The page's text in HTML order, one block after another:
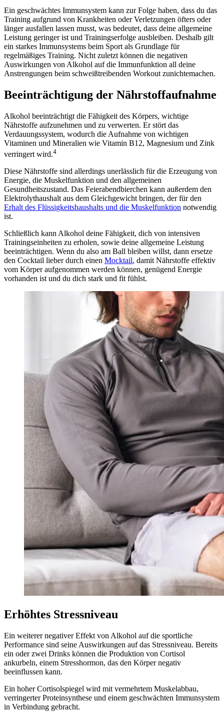
Ein geschwächtes Immunsystem kann zur Folge haben, dass du das
Training aufgrund von Krankheiten oder Verletzungen öfters oder
länger ausfallen lassen musst, was bedeutet, dass deine allgemeine
Leistung geringer ist und Trainingserfolge ausbleiben. Deshalb gilt
ein starkes Immunsystems beim Sport als Grundlage für
regelmäßiges Training. Nicht zuletzt können die negativen
Auswirkungen von Alkohol auf die Immunfunktion all deine
Anstrengungen beim schweißtreibenden Workout zunichtemachen.
Beeinträchtigung der Nährstoffaufnahme
Alkohol beeinträchtigt die Fähigkeit des Körpers, wichtige
Nährstoffe aufzunehmen und zu verwerten. Er stört das
Verdauungssystem, wodurch die Aufnahme von wichtigen
Vitaminen und Mineralien wie Vitamin B12, Magnesium und Zink
verringert wird.4
Diese Nährstoffe sind allerdings unerlässlich für die Erzeugung von
Energie, die Muskelfunktion und den allgemeinen
Gesundheitszustand. Das Feierabendbierchen kann außerdem den
Elektrolythaushalt aus dem Gleichgewicht bringen, der für den
Erhalt des Flüssigkeitshaushalts und die Muskelfunktion notwendig
ist.
Schließlich kann Alkohol deine Fähigkeit, dich von intensiven
Trainingseinheiten zu erholen, sowie deine allgemeine Leistung
beeinträchtigen. Wenn du also am Ball bleiben willst, dann ersetze
den Cocktail lieber durch einen Mocktail, damit Nährstoffe effektiv
vom Körper aufgenommen werden können, genügend Energie
vorhanden ist und du dich stark und fit fühlst.
Erhöhtes Stressniveau
Ein weiterer negativer Effekt von Alkohol auf die sportliche
Performance sind seine Auswirkungen auf das Stressniveau. Bereits
ein oder zwei Drinks können die Produktion von Cortisol
ankurbeln, einem Stresshormon, das den Körper negativ
beeinflussen kann.
Ein hoher Cortisolspiegel wird mit vermehrtem Muskelabbau,
verringerter Proteinsynthese und einem geschwächten Immunsystem
in Verbindung gebracht.